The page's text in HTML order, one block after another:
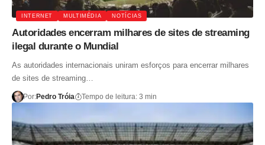
INTERNET MULTIMÉDIA NOTÍCIAS
Autoridades encerram milhares de sites de streaming
ilegal durante o Mundial
As autoridades internacionais uniram esforços para encerrar milhares
de sites de streaming…
Por:Pedro Tróia Tempo de leitura: 3 min